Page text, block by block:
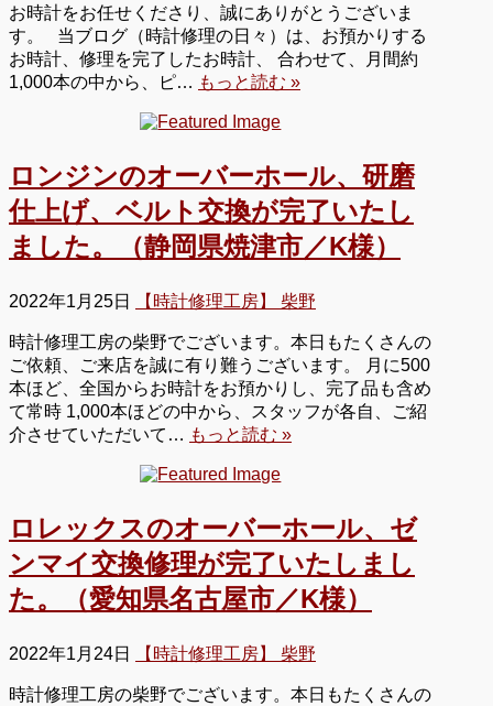
お時計をお任せくださり、誠にありがとうございま
す。 当ブログ（時計修理の日々）は、お預かりする
お時計、修理を完了したお時計、 合わせて、月間約
1,000本の中から、ピ… もっと読む »
ロンジンのオーバーホール、研磨
仕上げ、ベルト交換が完了いたし
ました。（静岡県焼津市／K様）
2022年1月25日 【時計修理工房】 柴野
時計修理工房の柴野でございます。本日もたくさんの
ご依頼、ご来店を誠に有り難うございます。 月に500
本ほど、全国からお時計をお預かりし、完了品も含め
て常時 1,000本ほどの中から、スタッフが各自、ご紹
介させていただいて… もっと読む »
ロレックスのオーバーホール、ゼ
ンマイ交換修理が完了いたしまし
た。（愛知県名古屋市／K様）
2022年1月24日 【時計修理工房】 柴野
時計修理工房の柴野でございます。本日もたくさんの